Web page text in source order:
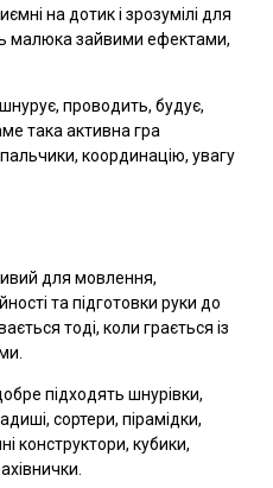
на дотик і зрозумілі для
малюка зайвими ефектами,
проводить, будує,
така активна гра
координацію, увагу
для мовлення,
та підготовки руки до
тоді, коли грається із
підходять шнурівки,
сортери, пірамідки,
конструктори, кубики,